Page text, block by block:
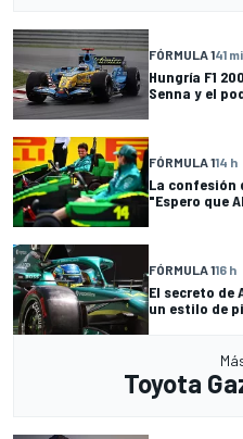
FÓRMULA 141
Hungría F1
Senna y el
FÓRMULA 114 h
La confesión
"Espero que
FÓRMULA 116 h
El secreto de
un estilo de
Toyota